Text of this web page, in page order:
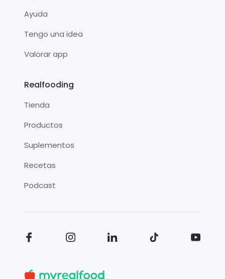
Ayuda
Tengo una idea
Valorar app
Realfooding
Tienda
Productos
Suplementos
Recetas
Podcast